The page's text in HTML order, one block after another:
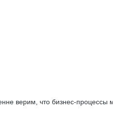
верим, что бизнес-процессы